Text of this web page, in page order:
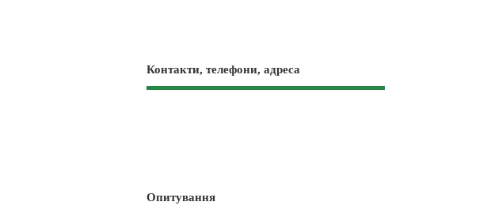
Контакти, телефони, адреса
Опитування